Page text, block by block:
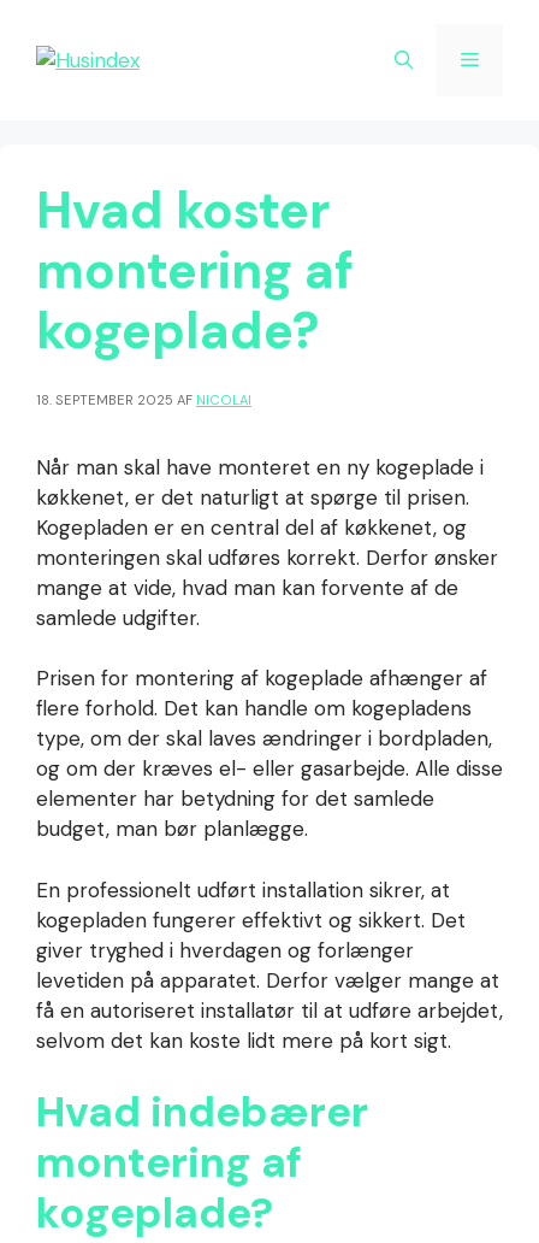
indhold
Menu
Hvad koster
montering af
kogeplade?
18. SEPTEMBER 2025 AF NICOLAI
Når man skal have monteret en ny kogeplade i
køkkenet, er det naturligt at spørge til prisen.
Kogepladen er en central del af køkkenet, og
monteringen skal udføres korrekt. Derfor ønsker
mange at vide, hvad man kan forvente af de
samlede udgifter.
Prisen for montering af kogeplade afhænger af
flere forhold. Det kan handle om kogepladens
type, om der skal laves ændringer i bordpladen,
og om der kræves el- eller gasarbejde. Alle disse
elementer har betydning for det samlede
budget, man bør planlægge.
En professionelt udført installation sikrer, at
kogepladen fungerer effektivt og sikkert. Det
giver tryghed i hverdagen og forlænger
levetiden på apparatet. Derfor vælger mange at
få en autoriseret installatør til at udføre arbejdet,
selvom det kan koste lidt mere på kort sigt.
Hvad indebærer
montering af
kogeplade?